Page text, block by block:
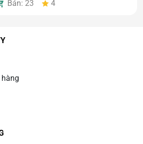
đối tượng, đặc biệt người mệnh
Bán: 23
4